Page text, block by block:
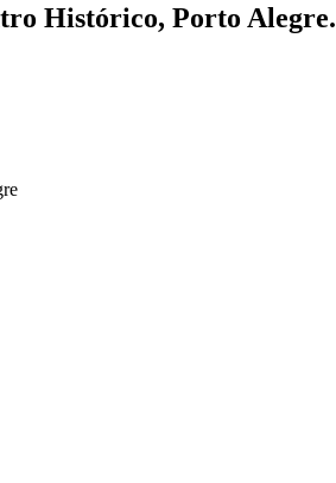
Histórico, Porto Alegre.